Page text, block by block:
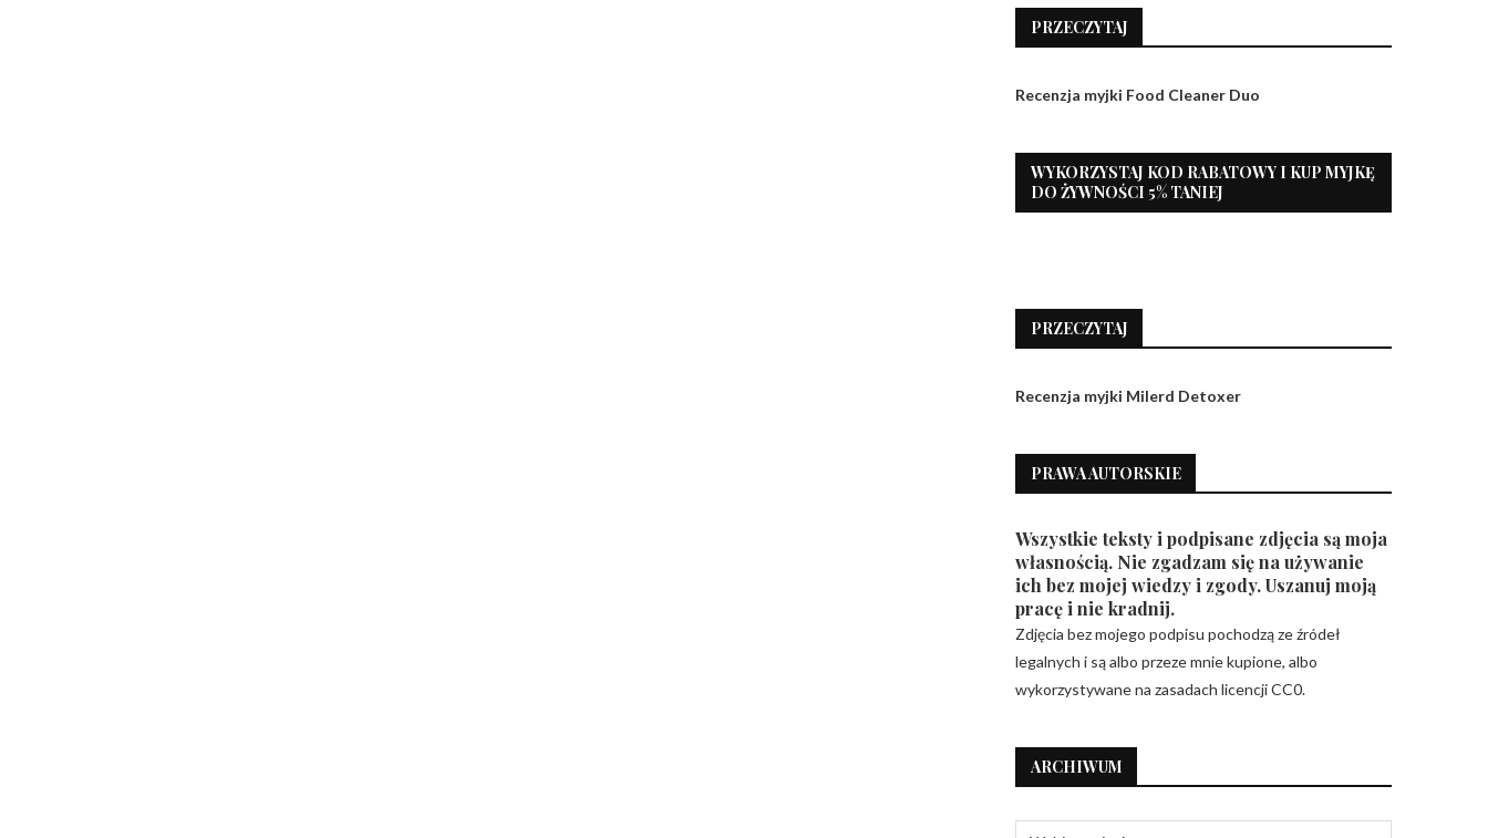
PRZECZYTAJ
Recenzja myjki Food Cleaner Duo
WYKORZYSTAJ KOD RABATOWY I KUP MYJKĘ
DO ŻYWNOŚCI 5% TANIEJ
PRZECZYTAJ
Recenzja myjki Milerd Detoxer
PRAWA AUTORSKIE
Wszystkie teksty i podpisane zdjęcia są moja
własnością. Nie zgadzam się na używanie
ich bez mojej wiedzy i zgody. Uszanuj moją
pracę i nie kradnij.
Zdjęcia bez mojego podpisu pochodzą ze źródeł
legalnych i są albo przeze mnie kupione, albo
wykorzystywane na zasadach licencji CC0.
ARCHIWUM